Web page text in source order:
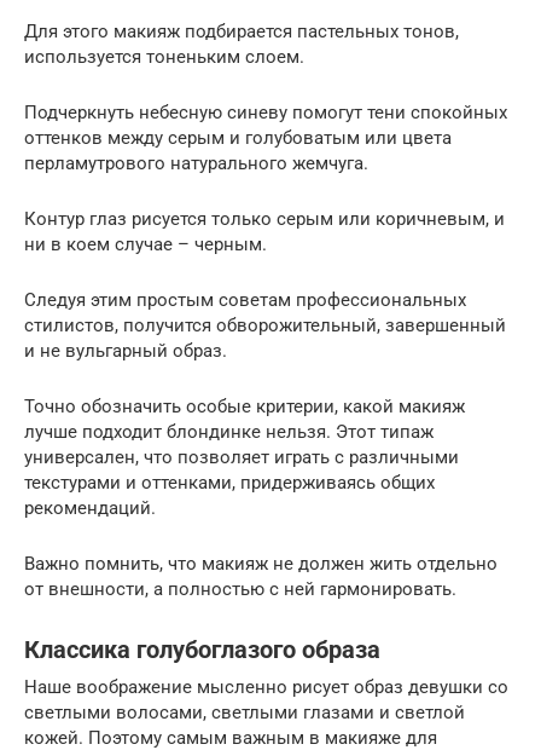
Для этого макияж подбирается пастельных тонов,
используется тоненьким слоем.
Подчеркнуть небесную синеву помогут тени спокойных
оттенков между серым и голубоватым или цвета
перламутрового натурального жемчуга.
Контур глаз рисуется только серым или коричневым, и
ни в коем случае – черным.
Следуя этим простым советам профессиональных
стилистов, получится обворожительный, завершенный
и не вульгарный образ.
Точно обозначить особые критерии, какой макияж
лучше подходит блондинке нельзя. Этот типаж
универсален, что позволяет играть с различными
текстурами и оттенками, придерживаясь общих
рекомендаций.
Важно помнить, что макияж не должен жить отдельно
от внешности, а полностью с ней гармонировать.
Классика голубоглазого образа
Наше воображение мысленно рисует образ девушки со
светлыми волосами, светлыми глазами и светлой
кожей. Поэтому самым важным в макияже для